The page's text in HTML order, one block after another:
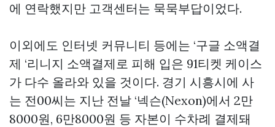
에 연락했지만 고객센터는 묵묵부답이었다.
이외에도 인터넷 커뮤니티 등에는 ‘구글 소액결
제 ‘리니지 소액결제로 피해 입은 91티켓 케이스
가 다수 올라와 있을 것이다. 경기 시흥시에 사
는 전00씨는 지난 전날 ‘넥슨(Nexon)에서 2만
8000원, 6만8000원 등 자본이 수차례 결제돼